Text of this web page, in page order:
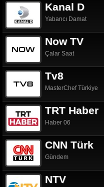
Kanal D
Yabancı Damat
Now TV
Çalar Saat
Tv8
MasterChef Türkiye
TRT Haber
Haber 06
CNN Türk
Gündem
NTV